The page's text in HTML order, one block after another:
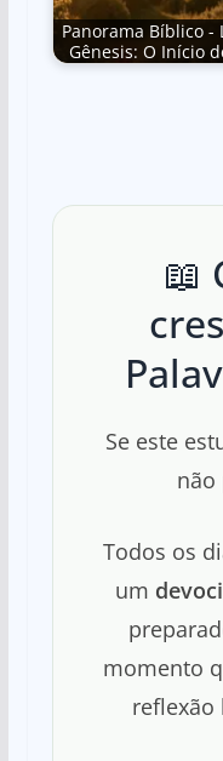
Panorama Bíblico -
Gênesis: O Início
📖
Se este
não
Todos os
um
momento
reflexão